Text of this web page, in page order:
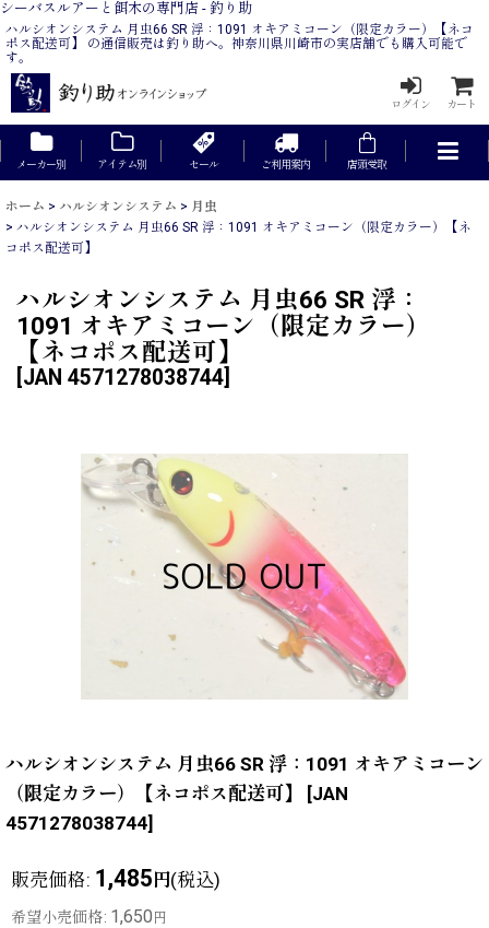
シーバスルアーと餌木の専門店 - 釣り助
ハルシオンシステム 月虫66 SR 浮：1091 オキアミコーン（限定カラー）【ネコ
ポス配送可】 の通信販売は釣り助へ。神奈川県川崎市の実店舗でも購入可能で
す。
ログイン カート
メーカー別 アイテム別 セール ご利用案内 店頭受取
ホーム > ハルシオンシステム > 月虫
> ハルシオンシステム 月虫66 SR 浮：1091 オキアミコーン（限定カラー）【ネ
コポス配送可】
ハルシオンシステム 月虫66 SR 浮：
1091 オキアミコーン（限定カラー）
【ネコポス配送可】
JAN 4571278038744
ハルシオンシステム 月虫66 SR 浮：1091 オキアミコーン
（限定カラー）【ネコポス配送可】
[JAN
4571278038744]
販売価格: 1,485円(税込)
希望小売価格: 1,650 円